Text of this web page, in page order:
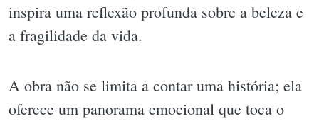
inspira uma reflexão profunda sobre a beleza e
a fragilidade da vida.
A obra não se limita a contar uma história; ela
oferece um panorama emocional que toca o